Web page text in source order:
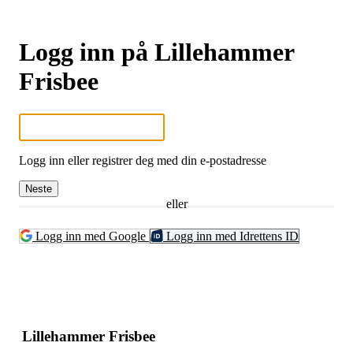
Logg inn på Lillehammer
Frisbee
Logg inn eller registrer deg med din e-postadresse
Neste
eller
Logg inn med Google Logg inn med Idrettens ID
Lillehammer Frisbee